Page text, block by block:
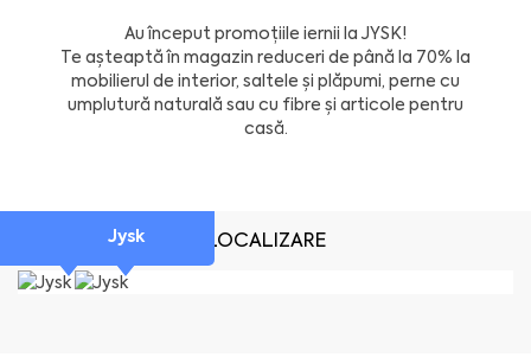
Au început promoțiile iernii la JYSK!
Te așteaptă în magazin reduceri de până la 70% la
mobilierul de interior, saltele și plăpumi, perne cu
umplutură naturală sau cu fibre și articole pentru
casă.
LOCALIZARE
Jysk